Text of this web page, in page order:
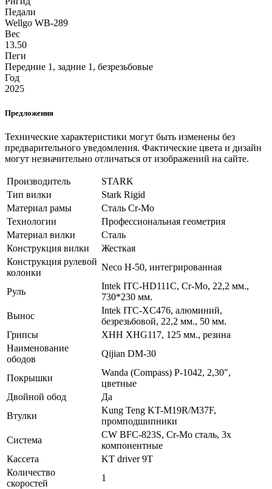
Педали
Wellgo WB-289
Вес
13.50
Пеги
Передние 1, задние 1, безрезьбовые
Год
2025
Предложения
Технические характеристики могут быть изменены без
предварительного уведомления. Фактические цвета и дизайн
могут незначительно отличаться от изображений на сайте.
Производитель
STARK
Тип вилки
Stark Rigid
Материал рамы
Сталь Cr-Mo
Технологии
Профессиональная геометрия
Материал вилки
Сталь
Конструкция вилки
Жесткая
Конструкция рулевой
колонки
Neco H-50, интегрированная
Руль
Intek ITC-HD111C, Cr-Mo, 22,2 мм.,
730*230 мм.
Вынос
Intek ITC-XC476, алюминий,
безрезьбовой, 22,2 мм., 50 мм.
Грипсы
XHH XHG117, 125 мм., резина
Наименование
ободов
Qijian DM-30
Покрышки
Wanda (Compass) P-1042, 2,30",
цветные
Двойной обод
Да
Втулки
Kung Teng KT-M19R/M37F,
промподшипники
Система
CW BFC-823S, Cr-Mo сталь, 3х
компонентные
Кассета
KT driver 9T
Количество
скоростей
1